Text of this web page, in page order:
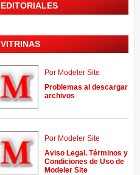
EDITORIALES
VITRINAS
Por Modeler Site
Problemas al descargar
archivos
Por Modeler Site
Aviso Legal. Términos y
Condiciones de Uso de
Modeler Site